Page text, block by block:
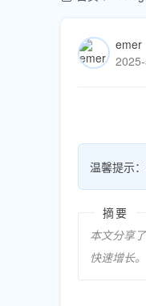
emer
温馨提示
摘要
本文分享
快速增长。